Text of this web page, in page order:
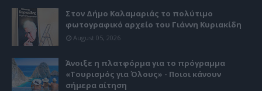
Στον Δήμο Καλαμαριάς το πολύτιμο
φωτογραφικό αρχείο του Γιάννη Κυριακίδη
August 05, 2026
Άνοιξε η πλατφόρμα για το πρόγραμμα
«Τουρισμός για Όλους» - Ποιοι κάνουν
σήμερα αίτηση